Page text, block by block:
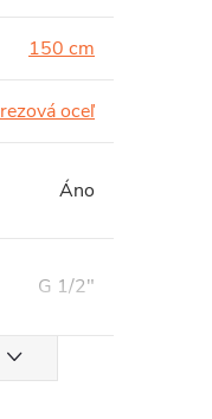
150 cm
oceľ
Áno
G 1/2"